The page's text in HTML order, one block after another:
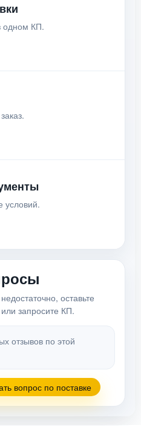
одном КП.
условий.
оставьте
запросите КП.
отзывов по этой
вопрос по поставке